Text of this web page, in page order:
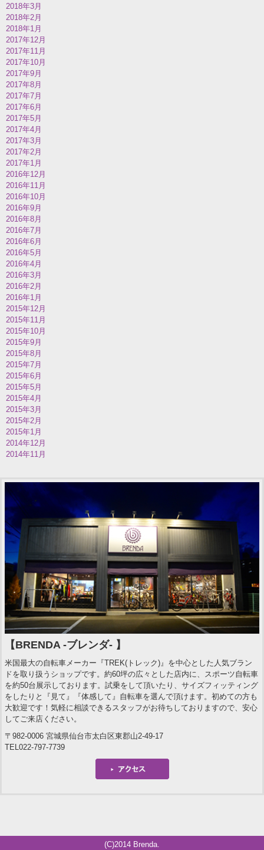
2018年3月
2018年2月
2018年1月
2017年12月
2017年11月
2017年10月
2017年9月
2017年8月
2017年7月
2017年6月
2017年5月
2017年4月
2017年3月
2017年2月
2017年1月
2016年12月
2016年11月
2016年10月
2016年9月
2016年8月
2016年7月
2016年6月
2016年5月
2016年4月
2016年3月
2016年2月
2016年1月
2015年12月
2015年11月
2015年10月
2015年9月
2015年8月
2015年7月
2015年6月
2015年5月
2015年4月
2015年3月
2015年2月
2015年1月
2014年12月
2014年11月
【BRENDA -ブレンダ- 】
米国最大の自転車メーカー『TREK(トレック)』を中心とした人気ブラン
ドを取り扱うショップです。約60坪の広々とした店内に、スポーツ自転車
を約50台展示しております。試乗をして頂いたり、サイズフィッティング
をしたりと『見て』『体感して』自転車を選んで頂けます。初めての方も
大歓迎です！気軽に相談できるスタッフがお待ちしておりますので、安心
してご来店ください。
〒982-0006 宮城県仙台市太白区東郡山2-49-17
TEL022-797-7739
(C)2014 Brenda.